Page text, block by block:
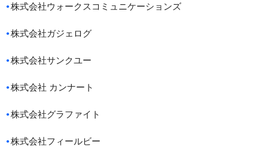
株式会社ウォークスコミュニケーションズ
株式会社ガジェログ
株式会社サンクユー
株式会社 カンナート
株式会社グラファイト
株式会社フィールビー